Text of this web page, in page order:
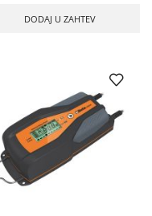
DODAJ U ZAHTEV